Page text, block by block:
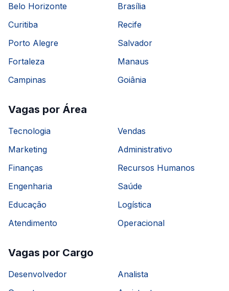
Belo Horizonte
Brasília
Curitiba
Recife
Porto Alegre
Salvador
Fortaleza
Manaus
Campinas
Goiânia
Vagas por Área
Tecnologia
Vendas
Marketing
Administrativo
Finanças
Recursos Humanos
Engenharia
Saúde
Educação
Logística
Atendimento
Operacional
Vagas por Cargo
Desenvolvedor
Analista